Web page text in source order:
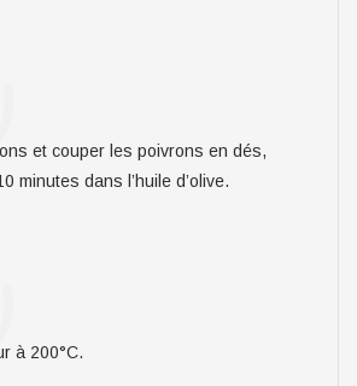
et couper les poivrons en dés,
minutes dans l’huile d’olive.
à 200°C.